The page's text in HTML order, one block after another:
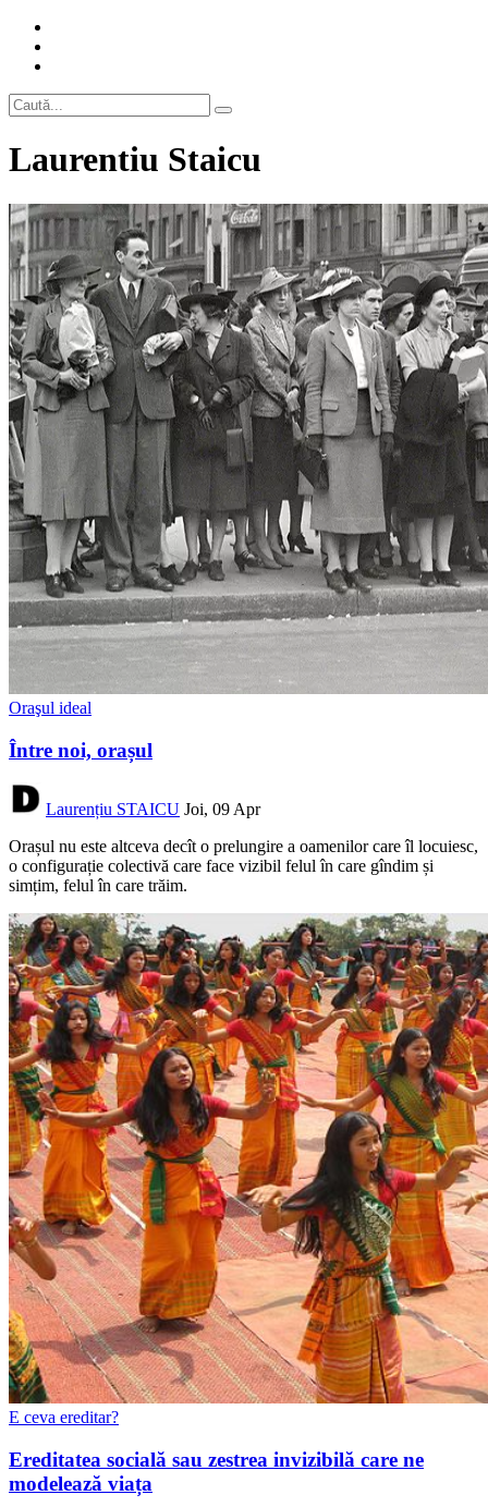
Laurentiu Staicu
Oraşul ideal
Între noi, orașul
Laurențiu STAICU Joi, 09 Apr
Orașul nu este altceva decît o prelungire a oamenilor care îl locuiesc,
o configurație colectivă care face vizibil felul în care gîndim și
simțim, felul în care trăim.
E ceva ereditar?
Ereditatea socială sau zestrea invizibilă care ne
modelează viața